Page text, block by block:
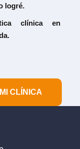
logré.
clínica en
CLÍNICA